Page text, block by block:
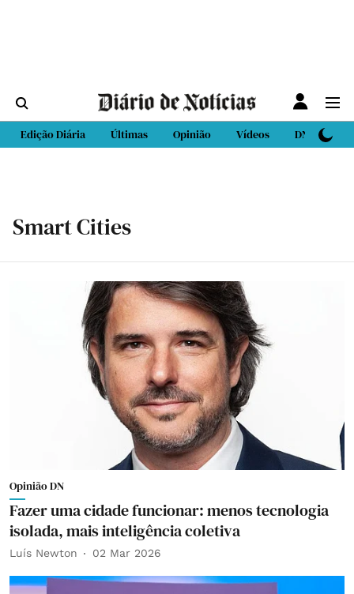
Edição Diária Últimas Opinião Vídeos DN Sport
Smart Cities
Opinião DN
Fazer uma cidade funcionar: menos tecnologia
isolada, mais inteligência coletiva
Luís Newton 02 Mar 2026